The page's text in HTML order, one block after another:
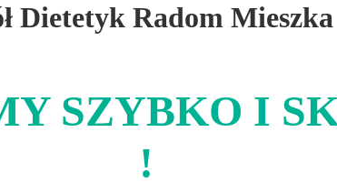
Dietetyk Radom Mieszka
SZYBKO I
!